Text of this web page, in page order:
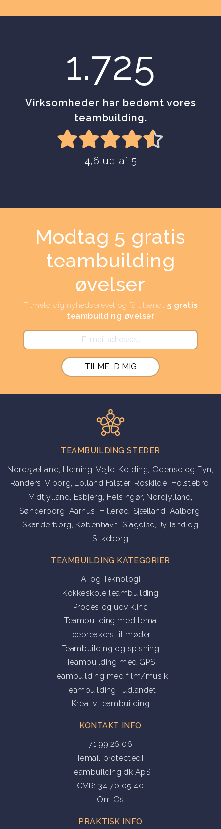
1.725
Virksomheder har bedømt vores
teambuilding.
4,6 ud af 5
Modtag 5 gratis
teambuilding
øvelser
Tilmeld dig nyhedsbrevet og få tilsendt 5 gratis
teambuilding øvelser
TEAMBUILDING STEDER
Nordsjælland, Herning,Vejle, Kolding, Odense og Fyn,
Randers, Viborg, Lolland Falster, Roskilde, Holstebro,
Midtjylland, Esbjerg, Helsingør, Nordjylland,
Sønderborg, Aarhus, Hillerød, Sjælland, Aalborg,
Skanderborg, København, Slagelse, Jylland og
Silkeborg
TEAMBUILDING KATEGORIER
AI og Teknologi
Kokkeskole teambuilding
Proces og udvikling
Teambuilding med tema
Icebreakers til møder
Teambuilding og spisning
Teambuilding med GPS
Teambuilding med film/musik
Teambuilding i udlandet
Kreativ teambuilding
KONTAKT INFO
71 99 26 06
[email protected]
Teambuilding.dk ApS
CVR: 34 70 05 40
Om Os
PRAKTISK INFO